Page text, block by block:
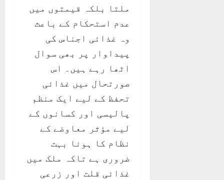
ملتا بلکہ قیمتوں میں
عدم استحکام کے باعث
وہ غذائی اجناس کی
پیداوار پر بھی سوال
اٹھا رہے ہیں۔ اس
صورتحال میں غذائی
تحفظ کے لیے ایک منظم
پالیسی اور کسانوں کے
لیے مؤثر معاوضے کے
نظام کا ہونا بہت
ضروری ہے تاکہ ملک میں
غذائی قلت اور زرعی